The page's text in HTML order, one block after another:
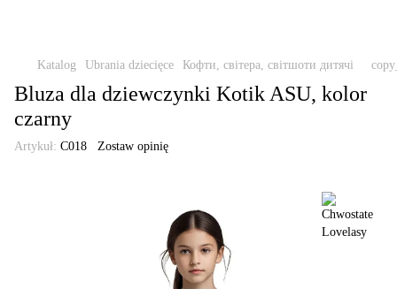
Katalog Ubrania dziecięce Кофти, світера, світшоти дитячі
Bluza dla dziewczynki Kotik ASU, kolor
czarny
Artykuł: C018 Zostaw opinię